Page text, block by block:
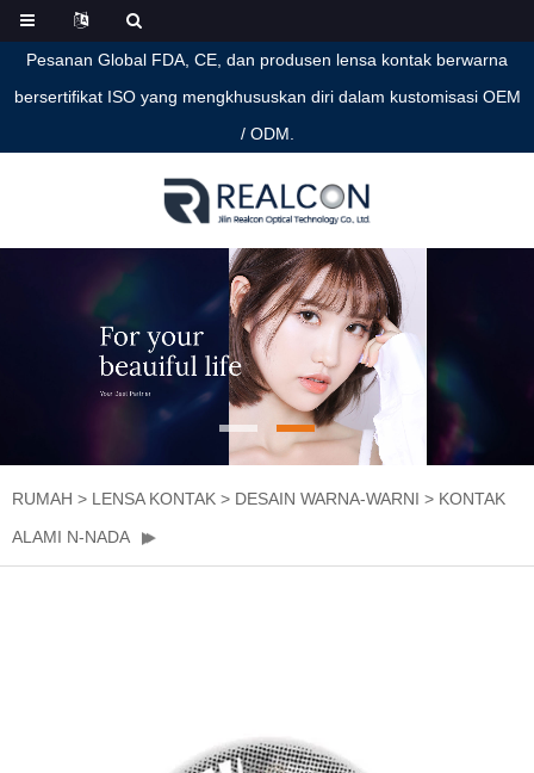
Pesanan Global FDA, CE, dan produsen lensa kontak berwarna
bersertifikat ISO yang mengkhususkan diri dalam kustomisasi OEM
/ ODM.
RUMAH > LENSA KONTAK > DESAIN WARNA-WARNI > KONTAK
ALAMI N-NADA